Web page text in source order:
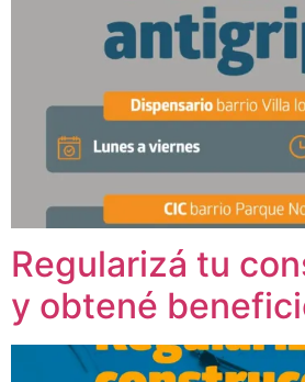
Regularizá tu
y obtené